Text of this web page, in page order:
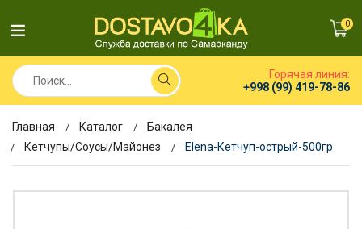
0
Горячая линия:
+998 (99) 419-78-86
Главная Каталог
Бакалея
Кетчупы/Соусы/Майонез
Elena-Кетчуп-острый-500гр